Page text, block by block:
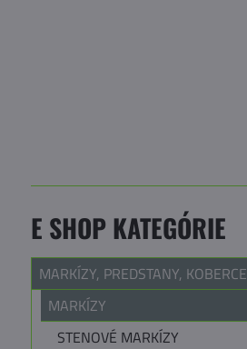
E SHOP KATEGÓRIE
MARKÍZY, PREDSTANY, KOBERCE
MARKÍZY
STENOVÉ MARKÍZY